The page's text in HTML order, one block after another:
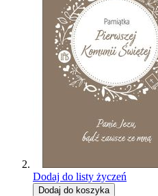
Dodaj do listy życzeń
Dodaj do koszyka